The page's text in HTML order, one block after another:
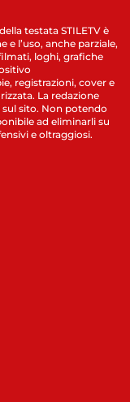
testata STILETV è
l’uso, anche parziale,
loghi, grafiche
registrazioni, cover e
La redazione
sito. Non potendo
ad eliminarli su
e oltraggiosi.